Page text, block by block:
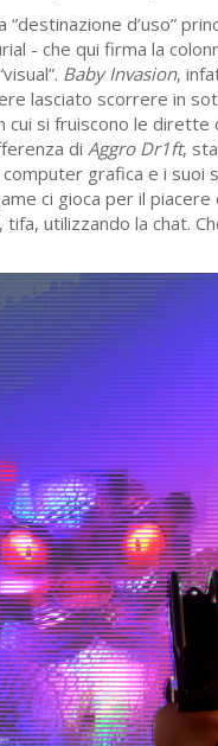
d’uso”
- che qui firma la
Baby Invasion,
lasciato scorrere in
si fruiscono le
di Aggro Dr1ft,
grafica e i
ci gioca per il
utilizzando la chat.